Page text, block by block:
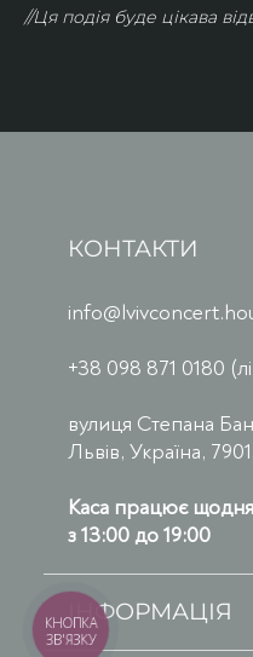
//Ця подія буде цікава
КОНТАКТИ
+38 098 871 0180
вулиця Степана
Львів, Україна,
Каса працює щодня
з 13:00 до 19:00
ІНФОРМАЦІЯ
КНОПКА
ЗВ'ЯЗКУ